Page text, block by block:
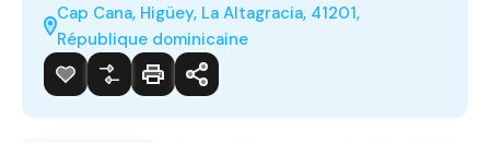
Cap Cana, Higüey, La Altagracia, 41201,
République dominicaine